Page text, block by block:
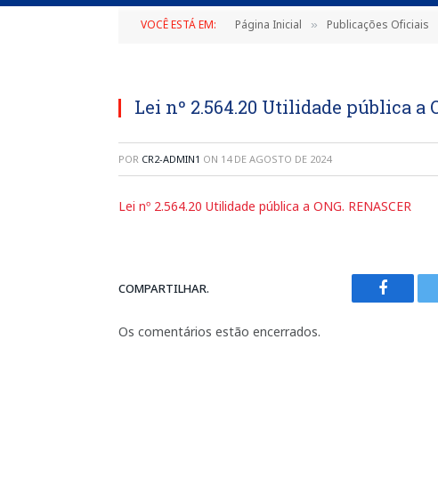
VOCÊ ESTÁ EM: Página Inicial » Publicações Oficiais
Lei nº 2.564.20 Utilidade pública a
POR CR2-ADMIN1 ON 14 DE AGOSTO DE 2024
Lei nº 2.564.20 Utilidade pública a ONG. RENASCER
COMPARTILHAR.
Os comentários estão encerrados.